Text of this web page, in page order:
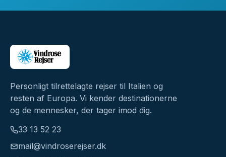
Personligt tilrettelagte rejser til Italien og
resten af Europa. Vi kender destinationerne
og de mennesker, der tager imod dig.
33 13 52 23
mail@vindroserejser.dk